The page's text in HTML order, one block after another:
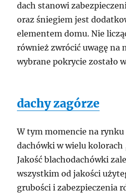
dach stanowi
oraz śniegiem jest
elementem domu. Nie
również zwrócić uwagę na
wybrane pokrycie zostało
dachy zagórze
W tym momencie na rynku
dachówki w wielu kolorach
Jakość blachodachówki
wszystkim od jakości
grubości i zabezpieczenia